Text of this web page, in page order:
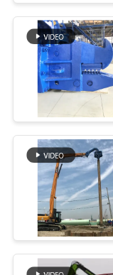
POLICY